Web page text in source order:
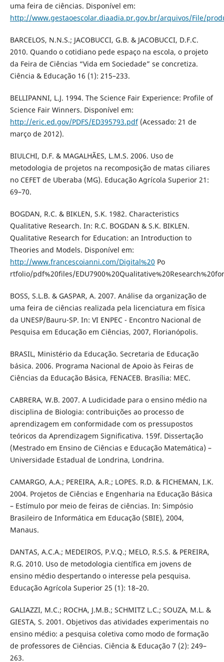
uma feira de ciências. Disponível em:
http://www.gestaoescolar.diaadia.pr.gov.br/arquivos/File/
BARCELOS, N.N.S.; JACOBUCCI, G.B. & JACOBUCCI, D.F.C.
2010. Quando o cotidiano pede espaço na escola, o projeto
da Feira de Ciências “Vida em Sociedade” se concretiza.
Ciência & Educação 16 (1): 215–233.
BELLIPANNI, L.J. 1994. The Science Fair Experience: Profile of
Science Fair Winners. Disponível em:
http://eric.ed.gov/PDFS/ED395793.pdf(Acessado: 21 de
março de 2012).
BIULCHI, D.F. & MAGALHÃES, L.M.S. 2006. Uso de
metodologia de projetos na recomposição de matas ciliares
no CEFET de Uberaba (MG). Educação Agrícola Superior 21:
69–70.
BOGDAN, R.C. & BIKLEN, S.K. 1982. Characteristics
Qualitative Research. In: R.C. BOGDAN & S.K. BIKLEN.
Qualitative Research for Education: an Introduction to
Theories and Models. Disponível em:
http://www.francescoianni.com/Digital%20 Po
rtfolio/pdf%20files/
BOSS, S.L.B. & GASPAR, A. 2007. Análise da organização de
uma feira de ciências realizada pela licenciatura em física
da UNESP/Bauru-SP. In: VI ENPEC - Encontro Nacional de
Pesquisa em Educação em Ciências, 2007, Florianópolis.
BRASIL, Ministério da Educação. Secretaria de Educação
básica. 2006. Programa Nacional de Apoio às Feiras de
Ciências da Educação Básica, FENACEB. Brasília: MEC.
CABRERA, W.B. 2007. A Ludicidade para o ensino médio na
disciplina de Biologia: contribuições ao processo de
aprendizagem em conformidade com os pressupostos
teóricos da Aprendizagem Significativa. 159f. Dissertação
(Mestrado em Ensino de Ciências e Educação Matemática) –
Universidade Estadual de Londrina, Londrina.
CAMARGO, A.A.; PEREIRA, A.R.; LOPES. R.D. & FICHEMAN, I.K.
2004. Projetos de Ciências e Engenharia na Educação Básica
– Estímulo por meio de feiras de ciências. In: Simpósio
Brasileiro de Informática em Educação (SBIE), 2004,
Manaus.
DANTAS, A.C.A.; MEDEIROS, P.V.Q.; MELO, R.S.S. & PEREIRA,
R.G. 2010. Uso de metodologia científica em jovens de
ensino médio despertando o interesse pela pesquisa.
Educação Agrícola Superior 25 (1): 18–20.
GALIAZZI, M.C.; ROCHA, J.M.B.; SCHMITZ L.C.; SOUZA, M.L. &
GIESTA, S. 2001. Objetivos das atividades experimentais no
ensino médio: a pesquisa coletiva como modo de formação
de professores de Ciências. Ciência & Educação 7 (2): 249–
263.